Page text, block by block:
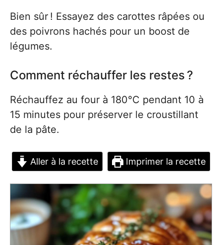
Bien sûr ! Essayez des carottes râpées ou
des poivrons hachés pour un boost de
légumes.
Comment réchauffer les restes ?
Réchauffez au four à 180°C pendant 10 à
15 minutes pour préserver le croustillant
de la pâte.
Aller à la recette Imprimer la recette